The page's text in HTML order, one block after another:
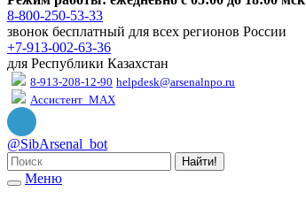
8-800-250-53-33
звонок бесплатный для всех регионов России
+7-913-002-63-36
для Республики Казахстан
8-913-208-12-90 helpdesk@arsenalnpo.ru
Ассистент_MAX
@SibArsenal_bot
Найти!
Меню